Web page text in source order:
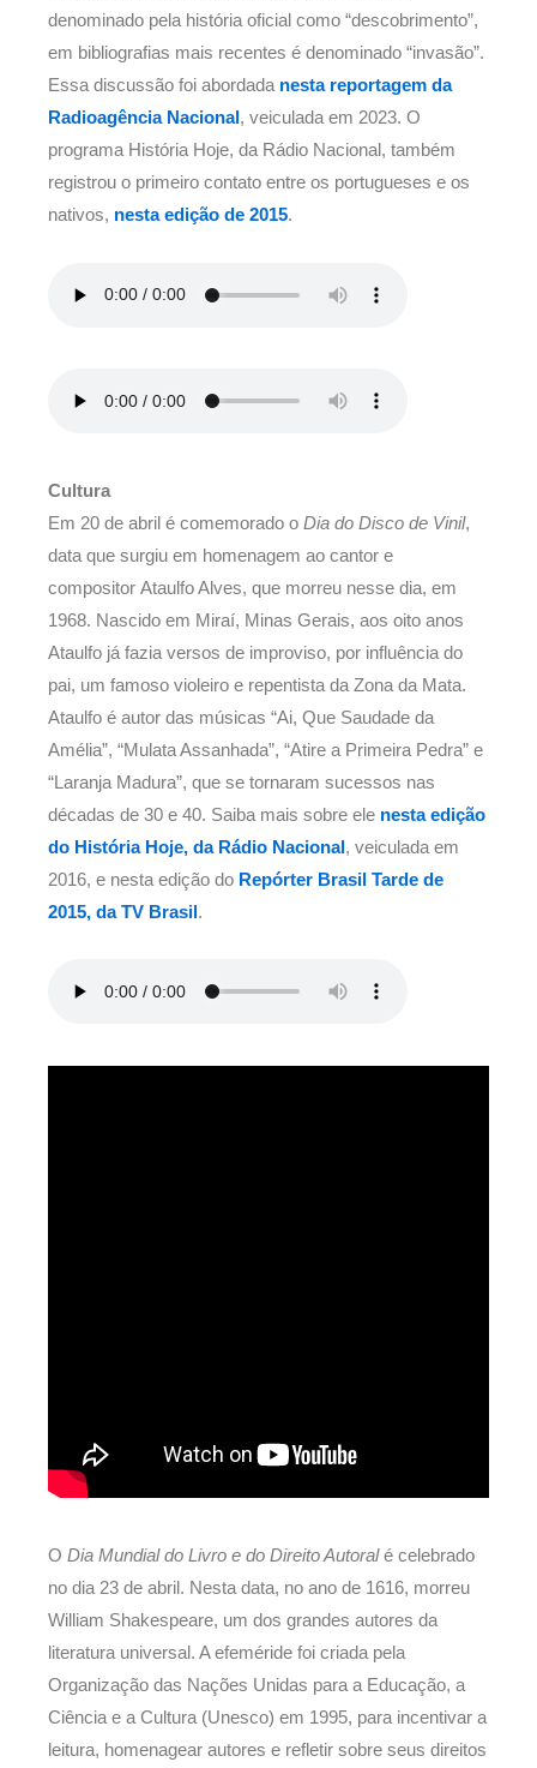
denominado pela história oficial como “descobrimento”,
em bibliografias mais recentes é denominado “invasão”.
Essa discussão foi abordada nesta reportagem da
Radioagência Nacional , veiculada em 2023. O
programa História Hoje, da Rádio Nacional, também
registrou o primeiro contato entre os portugueses e os
nativos, nesta edição de 2015.
Cultura
Em 20 de abril é comemorado o Dia do Disco de Vinil,
data que surgiu em homenagem ao cantor e
compositor Ataulfo Alves, que morreu nesse dia, em
1968. Nascido em Miraí, Minas Gerais, aos oito anos
Ataulfo já fazia versos de improviso, por influência do
pai, um famoso violeiro e repentista da Zona da Mata.
Ataulfo é autor das músicas “Ai, Que Saudade da
Amélia”, “Mulata Assanhada”, “Atire a Primeira Pedra” e
“Laranja Madura”, que se tornaram sucessos nas
décadas de 30 e 40. Saiba mais sobre ele nesta edição
do História Hoje, da Rádio Nacional , veiculada em
2016, e nesta edição do Repórter Brasil Tarde de
2015, da TV Brasil .
O Dia Mundial do Livro e do Direito Autoralé celebrado
no dia 23 de abril. Nesta data, no ano de 1616, morreu
William Shakespeare, um dos grandes autores da
literatura universal. A efeméride foi criada pela
Organização das Nações Unidas para a Educação, a
Ciência e a Cultura (Unesco) em 1995, para incentivar a
leitura, homenagear autores e refletir sobre seus direitos